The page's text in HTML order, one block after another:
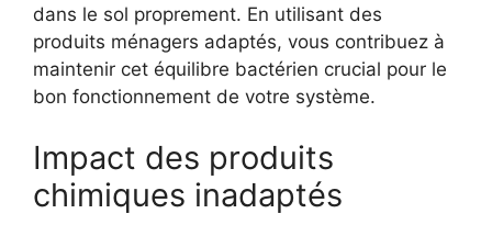
dans le sol proprement. En utilisant des
produits ménagers adaptés, vous contribuez à
maintenir cet équilibre bactérien crucial pour le
bon fonctionnement de votre système.
Impact des produits
chimiques inadaptés